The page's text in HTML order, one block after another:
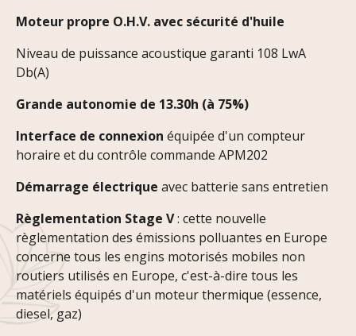
Moteur propre O.H.V. avec sécurité d'huile
Niveau de puissance acoustique garanti 108 LwA
Db(A)
Grande autonomie de 13.30h (à 75%)
Interface de connexion équipée d'un compteur
horaire et du contrôle commande APM202
Démarrage électrique avec batterie sans entretien
Règlementation Stage V: cette nouvelle
règlementation des émissions polluantes en Europe
concerne tous les engins motorisés mobiles non
routiers utilisés en Europe, c'est-à-dire tous les
matériels équipés d'un moteur thermique (essence,
diesel, gaz)